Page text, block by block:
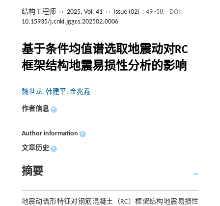
结构工程师 ›› 2025, Vol. 41 ›› Issue (02) : 49 -58.
DOI:
10.15935/j.cnki.jggcs.202502.0006
基于条件均值谱选取地震动对RC
框架结构地震易损性分析的影响
魏世龙, 韩建平, 金兆鑫
作者信息 +
Author information +
文章历史 +
摘要
地震动谱形特征对钢筋混凝土（RC）框架结构地震易损性